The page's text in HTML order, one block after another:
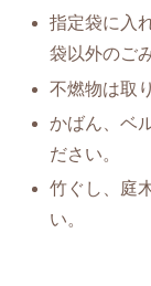
指定袋に入
袋以外のご
不燃物は取
かばん、ベ
ださい。
竹ぐし、庭
い。